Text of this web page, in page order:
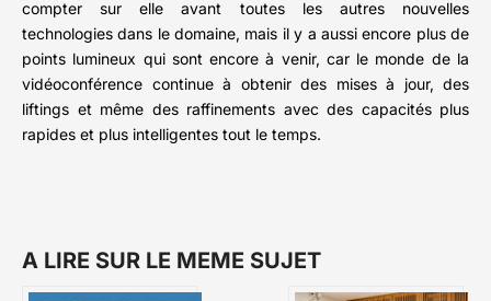
compter sur elle avant toutes les autres nouvelles
technologies dans le domaine, mais il y a aussi encore plus de
points lumineux qui sont encore à venir, car le monde de la
vidéoconférence continue à obtenir des mises à jour, des
liftings et même des raffinements avec des capacités plus
rapides et plus intelligentes tout le temps.
A LIRE SUR LE MEME SUJET